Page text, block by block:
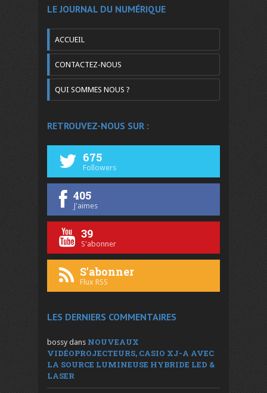
LE JOURNAL DU NUMÉRIQUE
ACCUEIL
CONTACTEZ-NOUS
QUI SOMMES NOUS ?
RETROUVEZ-NOUS SUR :
675
Followers
405
J'aimes
39
S'abonner
S'abonner
Flux RSS
LES DERNIERS COMMENTAIRES
bossy dans NOUVEAUX
VIDÉOPROJECTEURS, CASIO XJ-A AVEC
LA SOURCE LUMINEUSE HYBRIDE LED &
LASER